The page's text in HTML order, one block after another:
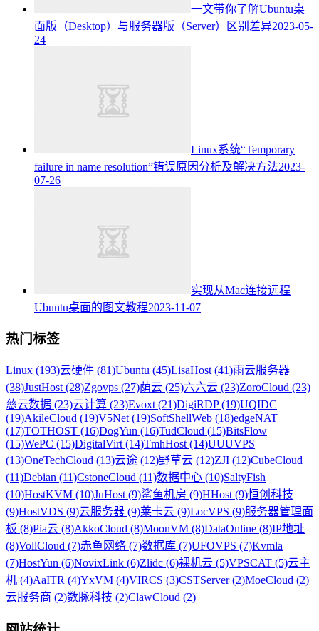
一文带你了解Ubuntu桌
面版（Desktop）与服务器版（Server）区别差异2023-05-
24
Linux系统“Temporary
failure in name resolution”错误原因分析及解决方法2023-
07-26
实现从Mac连接远程
Ubuntu桌面的图文教程2023-11-07
热门标签
Linux (193)云硬件 (81)Ubuntu (45)LisaHost (41)雨云服务器
(38)JustHost (28)Zgovps (27)荫云 (25)六六云 (23)ZoroCloud (23)
慈云数据 (23)云计算 (23)Evoxt (21)DigiRDP (19)UQIDC
(19)AkileCloud (19)V5Net (19)SoftShellWeb (18)edgeNAT
(17)TOTHOST (16)DogYun (16)TudCloud (15)BitsFlow
(15)WePC (15)DigitalVirt (14)TmhHost (14)UUUVPS
(13)OneTechCloud (13)云途 (12)野草云 (12)ZJI (12)CubeCloud
(11)Debian (11)CstoneCloud (11)数据中心 (10)SaltyFish
(10)HostKVM (10)JuHost (9)鲨鱼机房 (9)HHost (9)恒创科技
(9)HostVDS (9)云服务器 (9)莱卡云 (9)LocVPS (9)服务器管理面
板 (8)Pia云 (8)AkkoCloud (8)MoonVM (8)DataOnline (8)IP地址
(8)VollCloud (7)赤鱼网络 (7)数据库 (7)UFOVPS (7)Kvmla
(7)HostYun (6)NovixLink (6)Zlidc (6)裸机云 (5)VPSCAT (5)云主
机 (4)AaITR (4)YxVM (4)VIRCS (3)CSTServer (2)MoeCloud (2)
云服务商 (2)数脉科技 (2)ClawCloud (2)